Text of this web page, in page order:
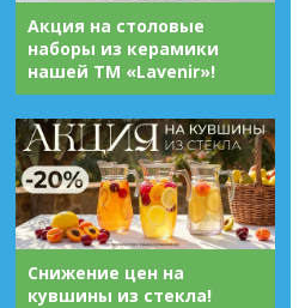
Акция на столовые
наборы из керамики
нашей ТМ «Lavenir»!
Снижение цен на
кувшины из стекла!